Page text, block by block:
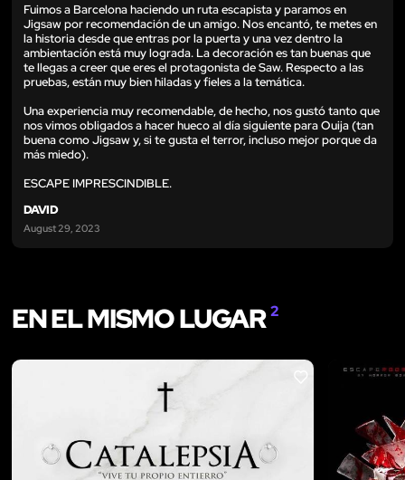
Fuimos a Barcelona haciendo un ruta escapista y paramos en
Jigsaw por recomendación de un amigo. Nos encantó, te metes en
la historia desde que entras por la puerta y una vez dentro la
ambientación está muy lograda. La decoración es tan buenas que
te llegas a creer que eres el protagonista de Saw. Respecto a las
pruebas, están muy bien hiladas y fieles a la temática.
Una experiencia muy recomendable, de hecho, nos gustó tanto que
nos vimos obligados a hacer hueco al día siguiente para Ouija (tan
buena como Jigsaw y, si te gusta el terror, incluso mejor porque da
más miedo).
ESCAPE IMPRESCINDIBLE.
DAVID
August 29, 2023
EN EL MISMO LUGAR2